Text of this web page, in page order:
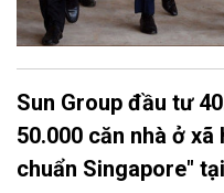
Sun Group đầu tư
50.000 căn nhà ở
chuẩn Singapore"